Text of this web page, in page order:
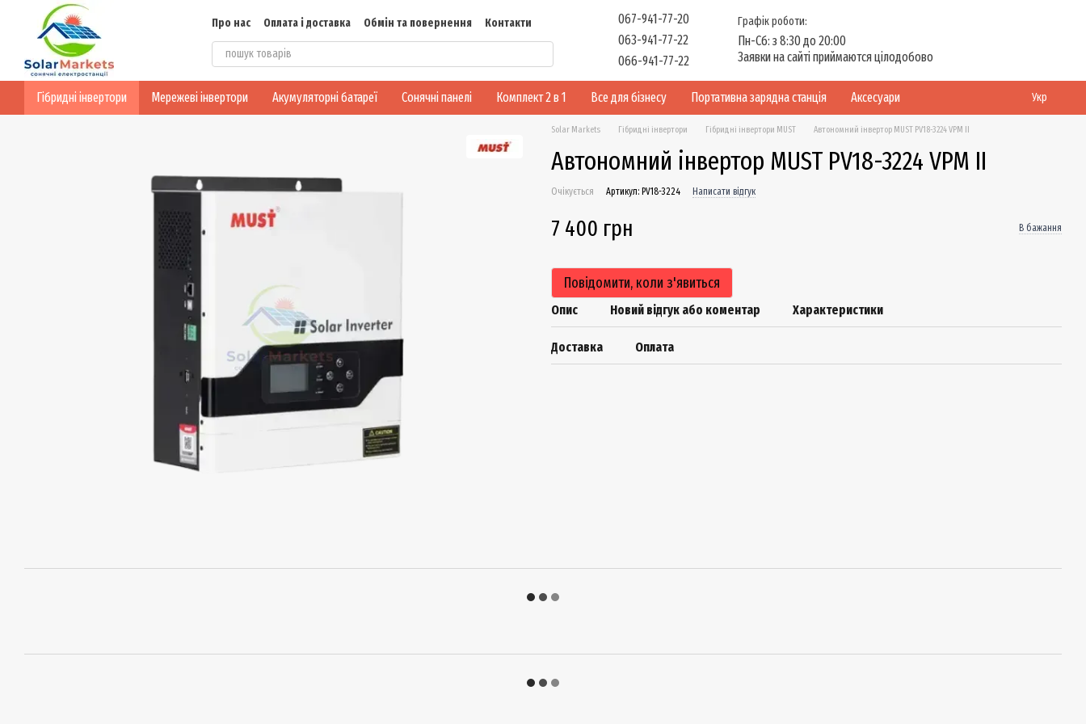
Перейти до основного контенту
Про нас Оплата і доставка Обмін та повернення
Контакти
Блог
Конфіденційність Відгуки
067-941-77-20
063-941-77-22
066-941-77-22
Графік роботи:
Пн-Сб: з 8:30 до 20:00
Заявки на сайті приймаются цілодобово
Гібридні інвертори Мережеві інвертори Акумуляторні батареї Сонячні панелі Комплект 2 в 1 Все для бізнесу Портативна зарядна станція Аксесуари Укр
Solar Markets Гібридні інвертори Гібридні інвертори MUST Автономний інвертор MUST PV18-3224 VPM II
Автономний інвертор MUST PV18-3224 VPM II
Очікується Артикул: PV18-3224 Написати відгук
7 400 грн В бажання
Повідомити, коли з'явиться
Опис Новий відгук або коментар Характеристики
Доставка Оплата